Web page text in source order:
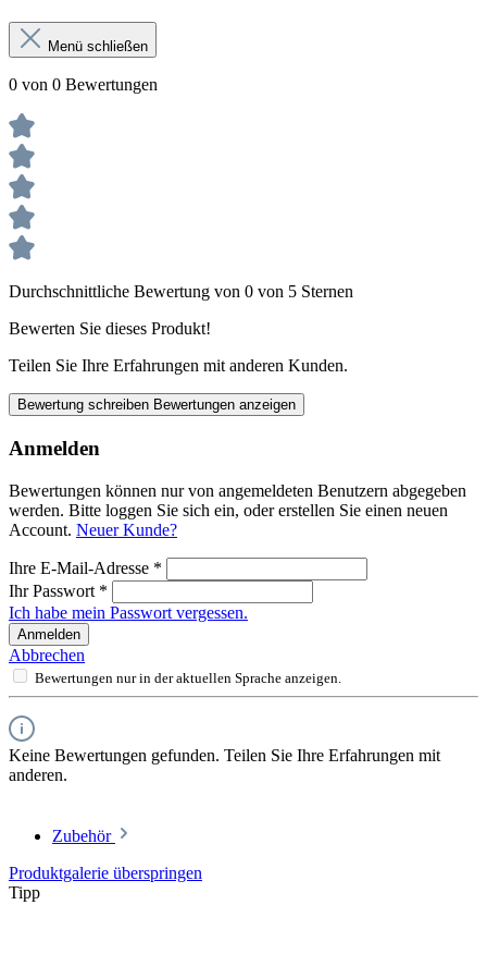
Menü schließen
0 von 0 Bewertungen
Durchschnittliche Bewertung von 0 von 5 Sternen
Bewerten Sie dieses Produkt!
Teilen Sie Ihre Erfahrungen mit anderen Kunden.
Bewertung schreiben Bewertungen anzeigen
Anmelden
Bewertungen können nur von angemeldeten Benutzern abgegeben
werden. Bitte loggen Sie sich ein, oder erstellen Sie einen neuen
Account. Neuer Kunde?
Ihre E-Mail-Adresse *
Ihr Passwort *
Ich habe mein Passwort vergessen.
Anmelden
Abbrechen
Bewertungen nur in der aktuellen Sprache anzeigen.
Keine Bewertungen gefunden. Teilen Sie Ihre Erfahrungen mit
anderen.
Zubehör
Produktgalerie überspringen
Tipp